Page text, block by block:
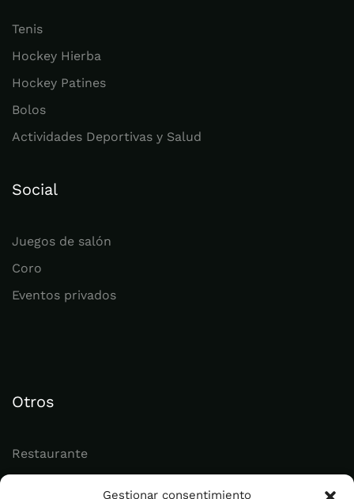
Gestionar consentimiento
Tenis
Hockey Hierba
Hockey Patines
Bolos
Actividades Deportivas y Salud
Social
Juegos de salón
Coro
Eventos privados
Otros
Restaurante